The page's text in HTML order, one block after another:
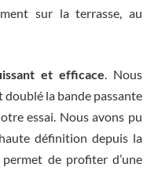
sur la terrasse, au
et efficace. Nous
doublé la bande passante
essai. Nous avons pu
définition depuis la
de profiter d’une